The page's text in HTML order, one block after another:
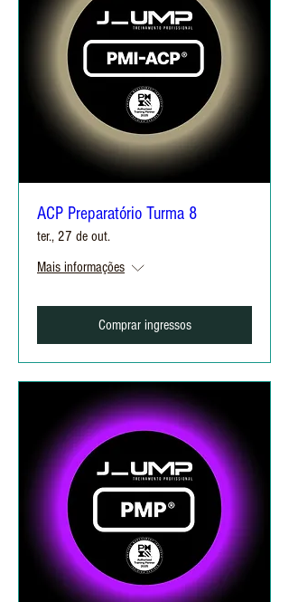
ACP Preparatório Turma 8
ter., 27 de out.
Mais informações
Comprar ingressos